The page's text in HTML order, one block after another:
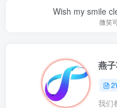
Wish my smile
微笑
燕
我们